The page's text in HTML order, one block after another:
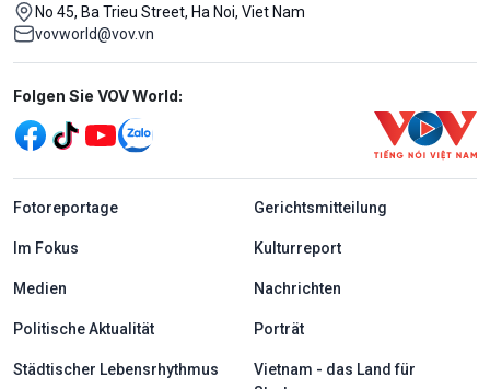
No 45, Ba Trieu Street, Ha Noi, Viet Nam
vovworld@vov.vn
Mạng xã hội
Folgen Sie VOV World:
menu footer tiếng Đức
Fotoreportage Gerichtsmitteilung
Im Fokus Kulturreport
Medien Nachrichten
Politische Aktualität Porträt
Städtischer Lebensrhythmus
Vietnam - das Land für